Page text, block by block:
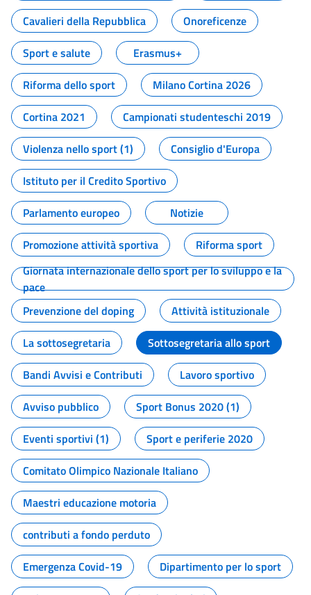
Cavalieri della Repubblica
Onoreficenze
Sport e salute
Erasmus+
Riforma dello sport
Milano Cortina 2026
Cortina 2021
Campionati studenteschi 2019
Violenza nello sport (1)
Consiglio d'Europa
Istituto per il Credito Sportivo
Parlamento europeo
Notizie
Promozione attività sportiva
Riforma sport
Giornata internazionale dello sport per lo sviluppo e la
pace
Prevenzione del doping
Attività istituzionale
La sottosegretaria
Sottosegretaria allo sport
Bandi Avvisi e Contributi
Lavoro sportivo
Avviso pubblico
Sport Bonus 2020 (1)
Eventi sportivi (1)
Sport e periferie 2020
Comitato Olimpico Nazionale Italiano
Maestri educazione motoria
contributi a fondo perduto
Emergenza Covid-19
Dipartimento per lo sport